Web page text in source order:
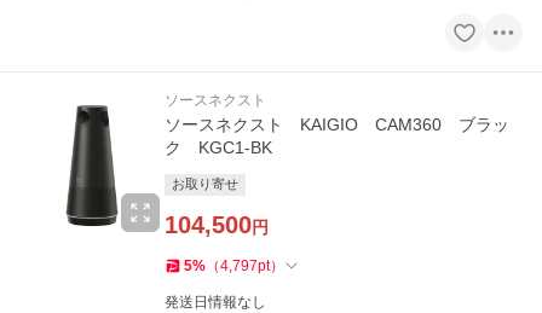
ソースネクスト
ソースネクスト KAIGIO CAM360 ブラッ
ク KGC1-BK
お取り寄せ
104,500円
5% （4,797pt）
発送日情報なし